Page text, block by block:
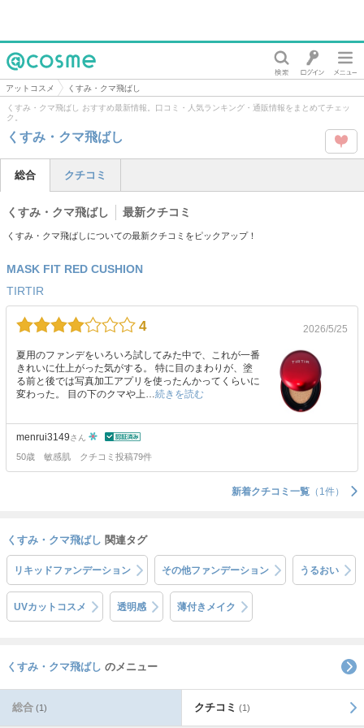
@cosme
アットコスメ くすみ・クマ飛ばし
くすみ・クマ飛ばし おすすめ最新情報。口コミ・人気ランキング・通販情報をまとめてチェッ
ク。
くすみ・クマ飛ばし
タグ
総合 クチコミ
くすみ・クマ飛ばし 最新クチコミ
くすみ・クマ飛ばしについての最新クチコミをピックアップ！
MASK FIT RED CUSHION
TIRTIR
4 2026/5/25
夏用のファンデをいろいろ試してみた中で、これが一番
きれいに仕上がった気がする。 特に目のまわりが、塗
る前と後では写真加工アプリを使ったんかってくらいに
変わった。 目の下のクマや上…続きを読む
menrui3149さん
50歳 敏感肌 クチコミ投稿79件
新着クチコミ一覧 （1件）
くすみ・クマ飛ばし 関連タグ
リキッドファンデーション その他ファンデーション うるおい
UVカットコスメ 透明感 薄付きメイク
くすみ・クマ飛ばし のメニュー
総合 (1) クチコミ (1)